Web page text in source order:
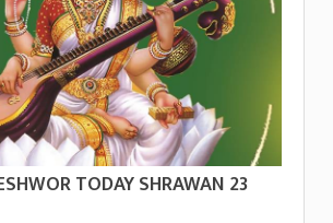
TODAY SHRAWAN 23